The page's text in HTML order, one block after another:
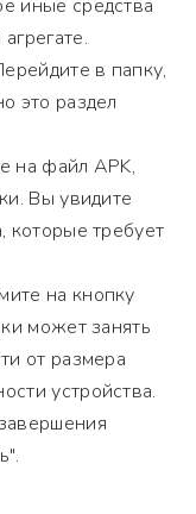
иные средства
в папку,
это раздел
на файл APK,
Вы увидите
которые требует
на кнопку
может занять
от размера
устройства.